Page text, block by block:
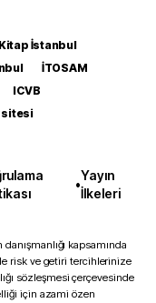
Kitap İstanbul
İTOSAM
ICVB
•
Yayın
İlkeleri
kapsamında
risk ve getiri tercihlerinize
sözleşmesi çerçevesinde
için azami özen